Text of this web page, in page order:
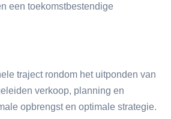
een toekomstbestendige
traject rondom het uitponden van
verkoop, planning en
opbrengst en optimale strategie.